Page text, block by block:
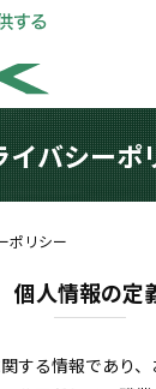
イバシーポ
ポリシー
個人情報の定
する情報であり